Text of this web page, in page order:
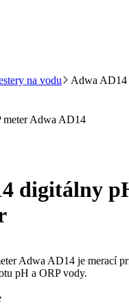
na vodu
Adwa AD14
digitálny
Adwa AD14 je merací
pH a ORP vody.